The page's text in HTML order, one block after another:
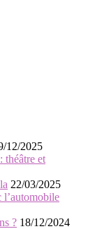
12/2025
théâtre et
22/03/2025
l’automobile
? 18/12/2024